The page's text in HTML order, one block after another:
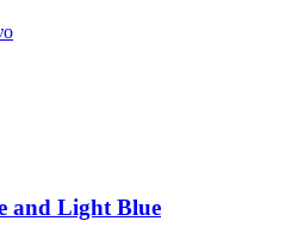
and Light Blue